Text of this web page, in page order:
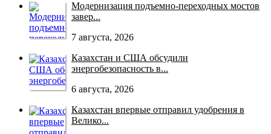
Модернизация подъемно-переходных мостов
завер...
7 августа, 2026
Казахстан и США обсудили
энергобезопасность в...
6 августа, 2026
Казахстан впервые отправил удобрения в
Велико...